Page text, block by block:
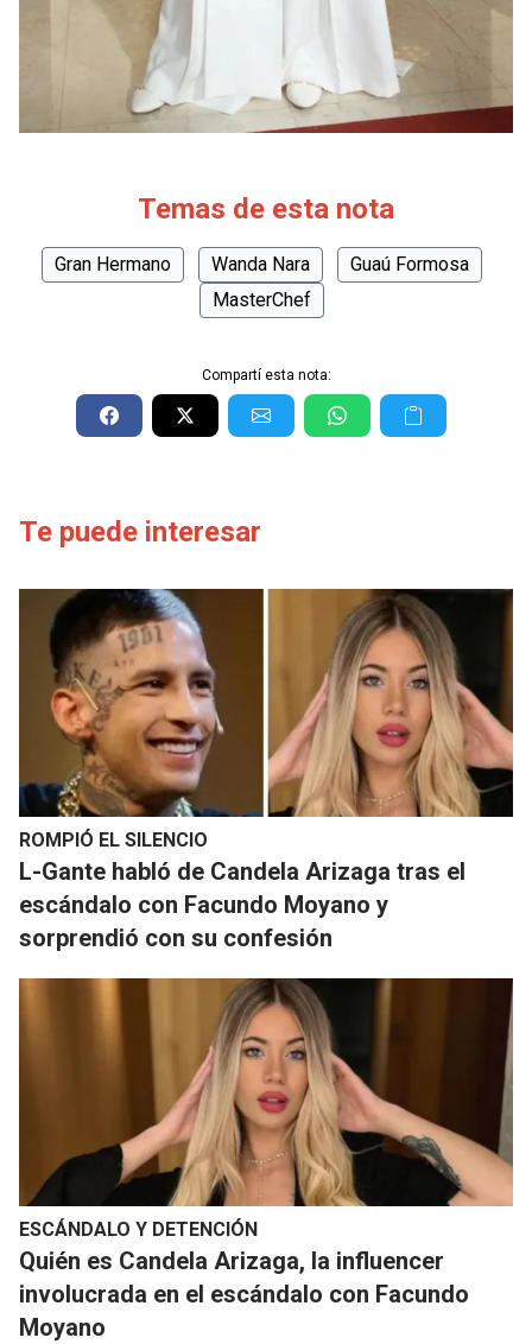
Temas de esta nota
Gran Hermano Wanda Nara
Guaú Formosa
MasterChef
Compartí esta nota:
Te puede interesar
ROMPIÓ EL SILENCIO
L-Gante habló de Candela Arizaga tras el
escándalo con Facundo Moyano y
sorprendió con su confesión
ESCÁNDALO Y DETENCIÓN
Quién es Candela Arizaga, la influencer
involucrada en el escándalo con Facundo
Moyano